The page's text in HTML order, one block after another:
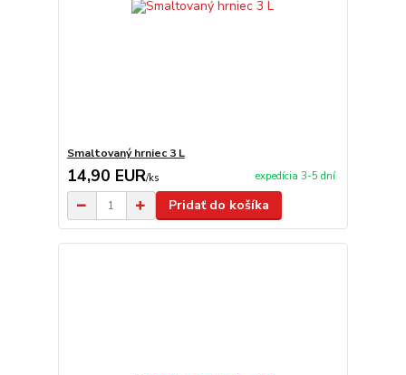
Smaltovaný hrniec 3 L
14,90 EUR/ks expedícia 3-5 dní
Pridať do košíka